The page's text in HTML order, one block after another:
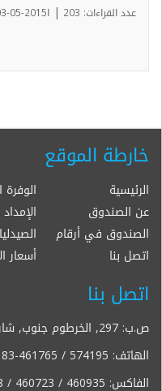
عدد القراءات: 203 | ا2015-05-03 12:50:27
خارطة الموقع
الرئيسية الوفرة
عن الصندوق
الصندوق في أرقام
اتصل بنا
أسعار
اتصل بنا
ص.ب: 297, الخرطوم جنوب, شارع الحرية, الخرطوم, السودان
الهاتف: 461765 / 574195
الفاكس: / 460723 / 460935